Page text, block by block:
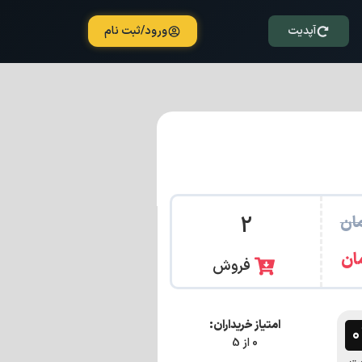
آپدیت ورود/ثبت نام
2
فروش
امتیاز خریداران:
0 از 5